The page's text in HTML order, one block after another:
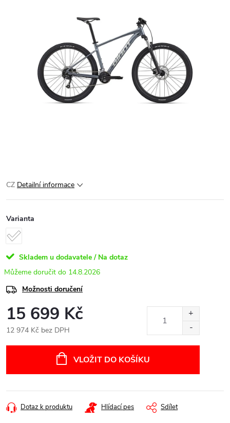
CZ Detailní informace
Varianta
Skladem u dodavatele / Na dotaz
14.8.2026
Možnosti doručení
15 699 Kč
12 974 Kč bez DPH
VLOŽIT DO KOŠÍKU
Dotaz k produktu Hlídací pes Sdílet